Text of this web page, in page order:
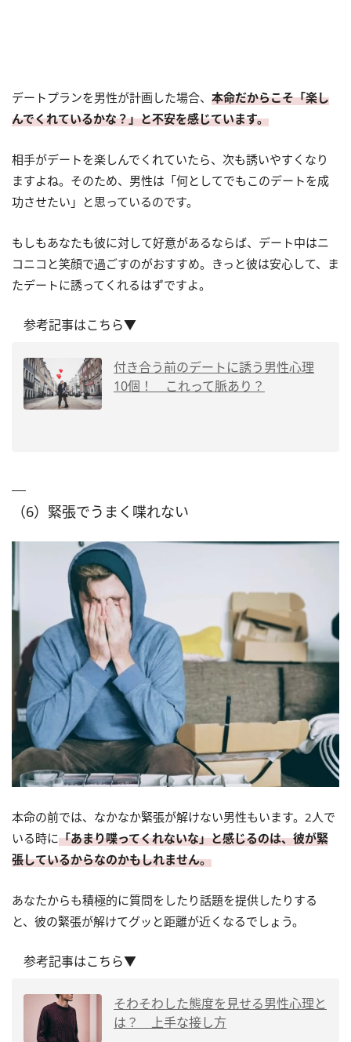
デートプランを男性が計画した場合、 本命だからこそ「楽し
んでくれているかな？」と不安を感じています。
相手がデートを楽しんでくれていたら、次も誘いやすくなり
ますよね。そのため、男性は「何としてでもこのデートを成
功させたい」と思っているのです。
もしもあなたも彼に対して好意があるならば、デート中はニ
コニコと笑顔で過ごすのがおすすめ。きっと彼は安心して、ま
たデートに誘ってくれるはずですよ。
参考記事はこちら▼
付き合う前のデートに誘う男性心理
10個！ これって脈あり？
（6）緊張でうまく喋れない
本命の前では、なかなか緊張が解けない男性もいます。2人で
いる時に「あまり喋ってくれないな」と感じるのは、彼が緊
張しているからなのかもしれません。
あなたからも積極的に質問をしたり話題を提供したりする
と、彼の緊張が解けてグッと距離が近くなるでしょう。
参考記事はこちら▼
そわそわした態度を見せる男性心理と
は？ 上手な接し方